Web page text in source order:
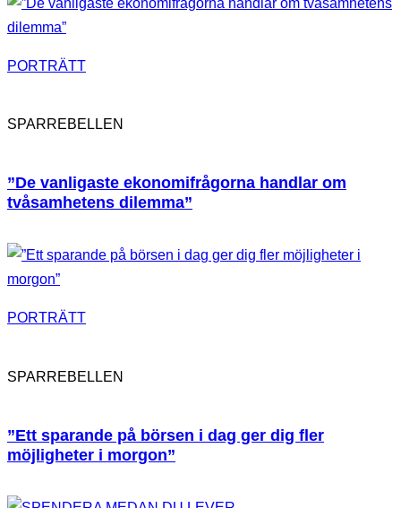
PORTRÄTT
SPARREBELLEN
”De vanligaste ekonomifrågorna handlar om
tvåsamhetens dilemma”
PORTRÄTT
SPARREBELLEN
”Ett sparande på börsen i dag ger dig fler
möjligheter i morgon”